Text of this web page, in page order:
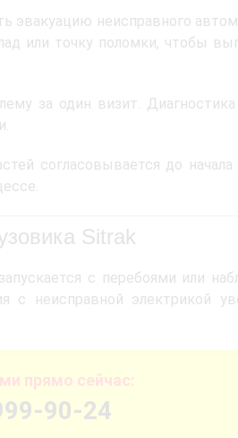
эвакуацию неисправного
или точку поломки, чтобы
за один визит.
согласовывается до
Sitrak
с перебоями или
неисправной электрикой
прямо сейчас:
90-24